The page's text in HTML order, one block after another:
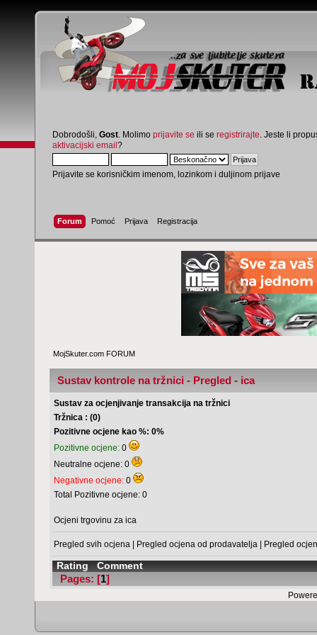
Dobrodošli, Gost . Molimo prijavite se ili se registrirajte . Jeste li
aktivacijski email?
Prijavite se korisničkim imenom, lozinkom i duljinom prijave
Forum Pomoć Prijava Registracija
MojSkuter.com FORUM
Sustav kontrole na tržnici - Pregled - ica
Sustav za ocjenjivanje transakcija na tržnici
Tržnica : (0)
Pozitivne ocjene kao %: 0%
Pozitivne ocjene: 0
Neutralne ocjene: 0
Negativne ocjene: 0
Total Pozitivne ocjene: 0
Ocjeni trgovinu za ica
Pregled svih ocjena | Pregled ocjena od prodavatelja | Pregled
Rating Comment
Pages: [1]